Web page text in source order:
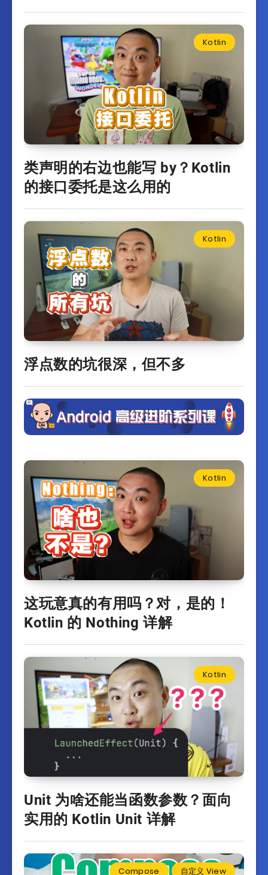
Kotlin
类声明的右边也能写 by？Kotlin
的接口委托是这么用的
Kotlin
浮点数的坑很深，但不多
Kotlin
这玩意真的有用吗？对，是的！
Kotlin 的 Nothing 详解
Kotlin
Unit 为啥还能当函数参数？面向
实用的 Kotlin Unit 详解
Compose 自定义 View